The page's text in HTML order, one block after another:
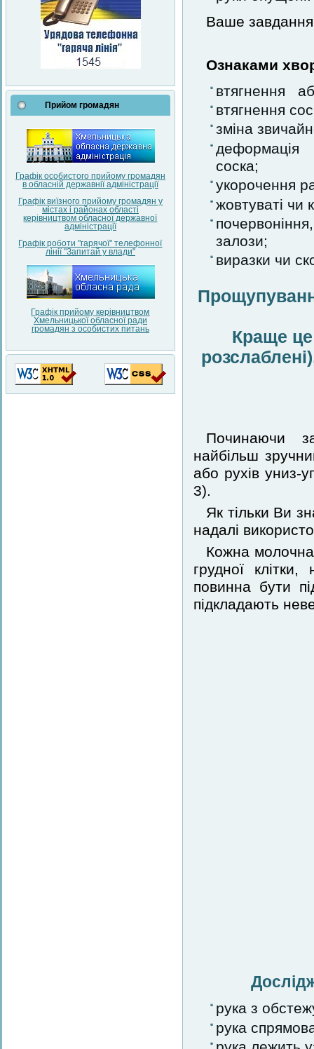
Прийом громадян
Графік особистого прийому громадян
в обласній державнії адміністрації
Графік виїзного прийому громадян у
містах і районах області
керівництвом обласної державної
адміністрації
Графік роботи "гарячої" телефонної
лінії "Запитай у влади"
Графік прийому керівництвом
Хмельницької обласної ради
громадян з особистих питань
Ваше завдання
Ознаками
втягнення
втягнення
зміна
деформація
соска;
укорочення
жовтуваті чи
залози;
виразки чи
Краще
Починаючи
найбільш
або рухів униз-
3).
Як тільки Ви
надалі
Кожна
грудної
повинна бути
підкладають
рука з
рука